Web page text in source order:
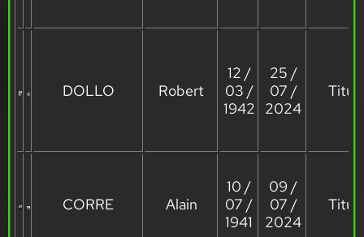
DOLLO Robert
12 /
03 /
1942
25 /
07 /
2024
CORRE Alain
10 /
07 /
1941
09 /
07 /
2024